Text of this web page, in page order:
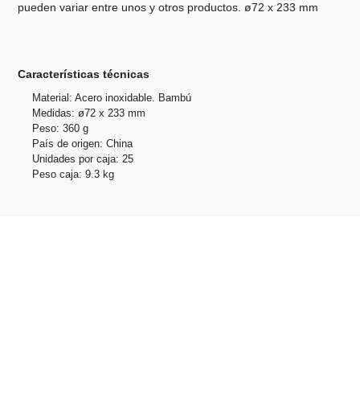
pueden variar entre unos y otros productos. ø72 x 233 mm
Características técnicas
Material: Acero inoxidable. Bambú
Medidas: ø72 x 233 mm
Peso: 360 g
País de origen: China
Unidades por caja: 25
Peso caja: 9.3 kg